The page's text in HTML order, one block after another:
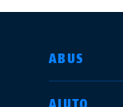
ABUS
SELEZIONA